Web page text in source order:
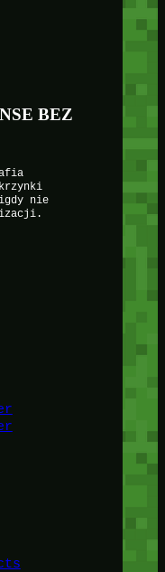
BEZ
nie